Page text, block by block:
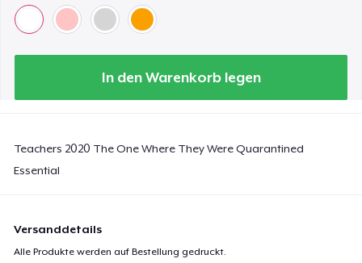
In den Warenkorb legen
Teachers 2020 The One Where They Were Quarantined
Essential
Versanddetails
Alle Produkte werden auf Bestellung gedruckt.